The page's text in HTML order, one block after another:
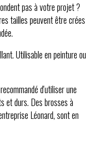
pas à votre projet ?
tailles peuvent être crées
Utilisable en peinture ou
d'utiliser une
et durs. Des brosses à
Léonard, sont en